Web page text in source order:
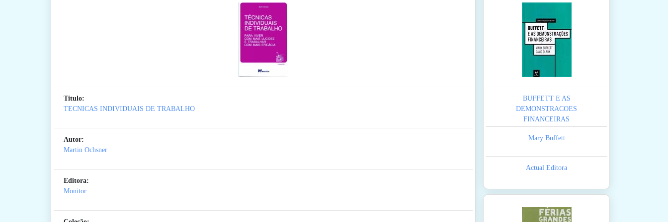
Titulo:
TECNICAS INDIVIDUAIS DE TRABALHO
Autor:
Martin Ochsner
Editora:
Monitor
BUFFETT E AS
DEMONSTRACOES
FINANCEIRAS
Mary Buffett
Actual Editora